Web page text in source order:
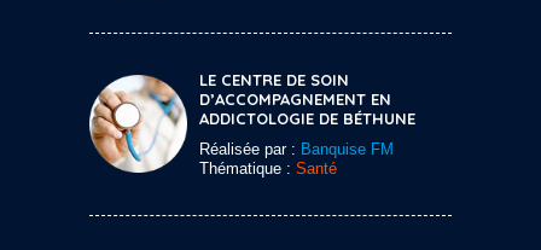
LE CENTRE DE SOIN
D’ACCOMPAGNEMENT EN
ADDICTOLOGIE DE BÉTHUNE
Réalisée par : Banquise FM
Thématique : Santé